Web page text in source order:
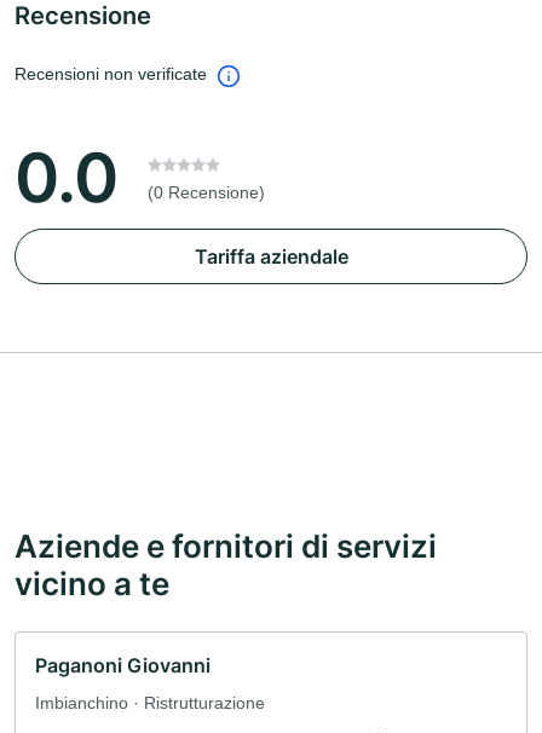
Recensione
Recensioni non verificate
0.0 (0 Recensione)
Tariffa aziendale
Aziende e fornitori di servizi
vicino a te
Paganoni Giovanni
Imbianchino · Ristrutturazione